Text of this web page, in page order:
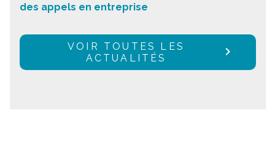
des appels en entreprise
VOIR TOUTES LES
ACTUALITÉS